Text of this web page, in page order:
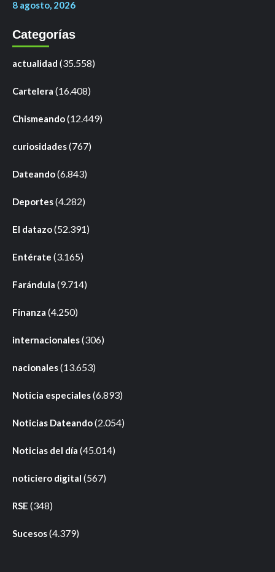
8 agosto, 2026
Categorías
actualidad (35.558)
Cartelera (16.408)
Chismeando(12.449)
curiosidades(767)
Dateando(6.843)
Deportes(4.282)
El datazo(52.391)
Entérate (3.165)
Farándula (9.714)
Finanza (4.250)
internacionales(306)
nacionales(13.653)
Noticia especiales(6.893)
Noticias Dateando(2.054)
Noticias del día (45.014)
noticiero digital (567)
RSE (348)
Sucesos(4.379)